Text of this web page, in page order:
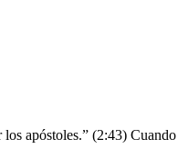
apóstoles.” (2:43)